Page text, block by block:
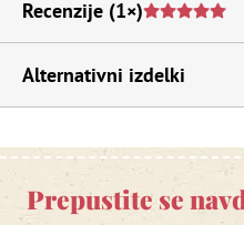
Recenzije (1×)
Alternativni izdelki
Prepustite se